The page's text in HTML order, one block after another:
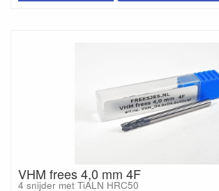
VHM frees 4,0 mm 4F
4 snijder met TiALN HRC50